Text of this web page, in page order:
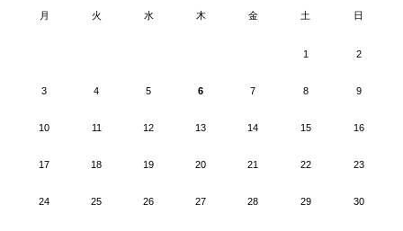
月 火 水 木 金 土 日
1 2
3 4 5 6 7 8 9
10 11 12 13 14 15 16
17 18 19 20 21 22 23
24 25 26 27 28 29 30